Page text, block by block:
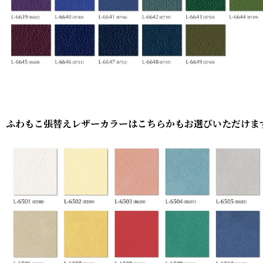
ふわもこ張替えレザーカラーはこちらかもお選びいただけま